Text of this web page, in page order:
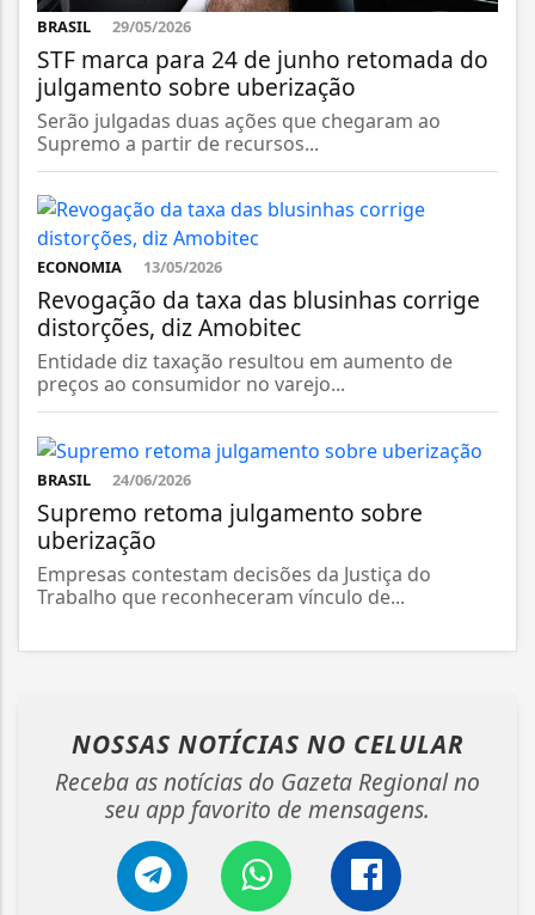
BRASIL 29/05/2026
STF marca para 24 de junho retomada do
julgamento sobre uberização
Serão julgadas duas ações que chegaram ao
Supremo a partir de recursos...
ECONOMIA 13/05/2026
Revogação da taxa das blusinhas corrige
distorções, diz Amobitec
Entidade diz taxação resultou em aumento de
preços ao consumidor no varejo...
BRASIL 24/06/2026
Supremo retoma julgamento sobre
uberização
Empresas contestam decisões da Justiça do
Trabalho que reconheceram vínculo de...
NOSSAS NOTÍCIAS NO CELULAR
Receba as notícias do Gazeta Regional no
seu app favorito de mensagens.